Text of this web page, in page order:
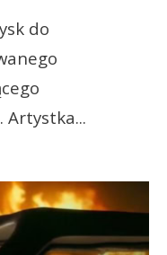
do
Artystka...